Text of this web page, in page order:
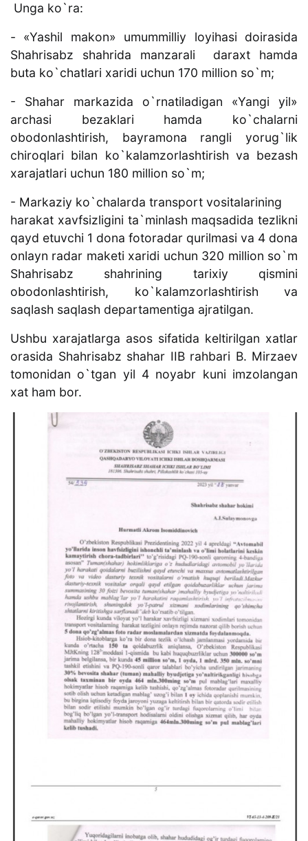
Unga ko`ra:
- «Yashil makon» umummilliy loyihasi doirasida
Shahrisabz shahrida manzarali daraxt hamda
buta ko`chatlari xaridi uchun 170 million so`m;
- Shahar markazida o`rnatiladigan «Yangi yil»
archasi bezaklari hamda ko`chalarni
obodonlashtirish, bayramona rangli yorug`lik
chiroqlari bilan ko`kalamzorlashtirish va bezash
xarajatlari uchun 180 million so`m;
- Markaziy ko`chalarda transport vositalarining
harakat xavfsizligini ta`minlash maqsadida tezlikni
qayd etuvchi 1 dona fotoradar qurilmasi va 4 dona
onlayn radar maketi xaridi uchun 320 million so`m
Shahrisabz shahrining tarixiy qismini
obodonlashtirish, ko`kalamzorlashtirish va
saqlash saqlash departamentiga ajratilgan.
Ushbu xarajatlarga asos sifatida keltirilgan xatlar
orasida Shahrisabz shahar IIB rahbari B. Mirzaev
tomonidan o`tgan yil 4 noyabr kuni imzolangan
xat ham bor.